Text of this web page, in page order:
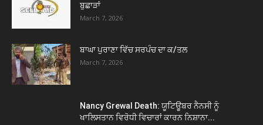
ਬੁਛਾੜਾਂ
March 7, 2026
ਬਾਘਾ ਪੁਰਾਣਾ ਵਿੱਚ ਸਰਪੰਚ ਦਾ ਕ/ਤਲ
March 7, 2026
Nancy Grewal Death: ਯੂਟਿਊਬਰ ਨੈਨਸੀ ਨੂੰ
ਖਾਲਿਸਤਾਨ ਵਿਰੋਧੀ ਵਿਚਾਰਾਂ ਕਾਰਨ ਨਿਸ਼ਾਨਾ...